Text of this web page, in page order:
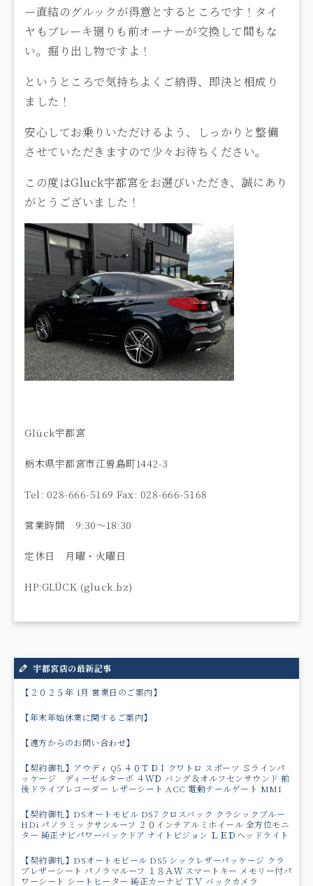
ー直結のグルックが得意とするところです！タイ
ヤもブレーキ廻りも前オーナーが交換して間もな
い。掘り出し物ですよ！
というところで気持ちよくご納得、即決と相成り
ました！
安心してお乗りいただけるよう、しっかりと整備
させていただきますので少々お待ちください。
この度はGluck宇都宮をお選びいただき、誠にあり
がとうございました！
Glück宇都宮
栃木県宇都宮市江曽島町1442-3
Tel: 028-666-5169 Fax: 028-666-5168
営業時間 9:30〜18:30
定休日 月曜・火曜日
HP:GLÜCK (gluck.bz)
宇都宮店の最新記事
【２０２５年 1月 営業日のご案内】
【年末年始休業に関するご案内】
【遠方からのお問い合わせ】
【契約御礼】アウディ Q5 ４０ＴＤＩクワトロ スポーツ Ｓラインパ
ッケージ ディーゼルターボ ４ＷＤ バング＆オルフセンサウンド 前
後ドライブレコーダー レザーシート ACC 電動テールゲート MMI
【契約御礼】DSオートモビル DS7 クロスバック クラシックブルー
HDi パノラミックサンルーフ ２０インチアルミホイール 全方位モニ
ター 純正ナビパワーバックドア ナイトビジョン ＬＥＤヘッドライト
【契約御礼】DSオートモビール DS5 シックレザーパッケージ クラ
ブレザーシート パノラマルーフ １８ＡＷ スマートキー メモリー付パ
ワーシート シートヒーター 純正カーナビ ＴＶ バックカメラ